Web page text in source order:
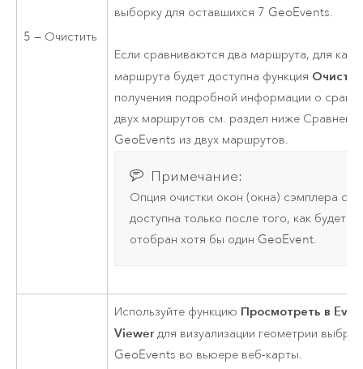
5 — Очистить
выборку для оставшихся 7 GeoEvents.
Если сравниваются два маршрута, для
маршрута будет доступна функция
получения подробной информации о
двух маршрутов см. раздел ниже
GeoEvents из двух маршрутов.
Примечание:
Опция очистки окон (окна) сэмплера
доступна только после того, как будет
отобран хотя бы один GeoEvent.
Используйте функцию Просмотреть в
Viewerдля визуализации геометрии
GeoEvents во вьюере веб-карты.